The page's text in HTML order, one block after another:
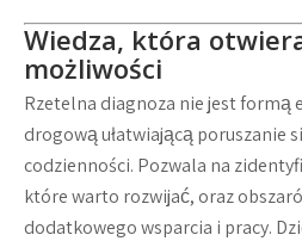
Wiedza, która
możliwości
Rzetelna diagnoza nie jest formą
drogową ułatwiającą poruszanie
codzienności. Pozwala na
które warto rozwijać, oraz
dodatkowego wsparcia i pracy.